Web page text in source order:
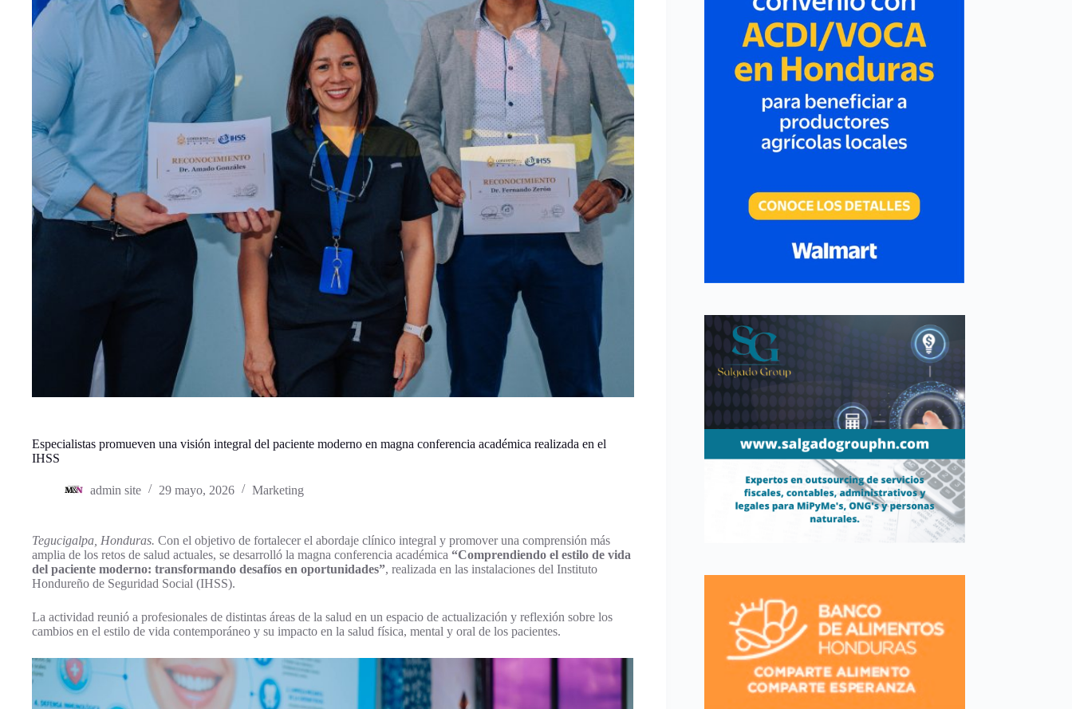
Especialistas promueven una visión integral del paciente moderno en magna conferencia académica realizada en el
IHSS
admin site 29 mayo, 2026 Marketing
Tegucigalpa, Honduras. Con el objetivo de fortalecer el abordaje clínico integral y promover una comprensión más
amplia de los retos de salud actuales, se desarrolló la magna conferencia académica “Comprendiendo el estilo de vida
del paciente moderno: transformando desafíos en oportunidades”, realizada en las instalaciones del Instituto
Hondureño de Seguridad Social (IHSS).
La actividad reunió a profesionales de distintas áreas de la salud en un espacio de actualización y reflexión sobre los
cambios en el estilo de vida contemporáneo y su impacto en la salud física, mental y oral de los pacientes.